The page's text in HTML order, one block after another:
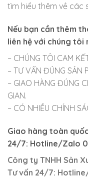
tìm hiểu thêm về các
Nếu bạn cần thêm
liên hệ với chúng tôi
– CHÚNG TÔI CAM
– TƯ VẤN ĐÚNG SẢN
– GIAO HÀNG ĐÚNG
GIAN.
– CÓ NHIỀU CHÍNH
Giao hàng toàn quốc
24/7: Hotline/Zalo
Công ty TNHH Sản
Tư vấn 24/7: Hotline